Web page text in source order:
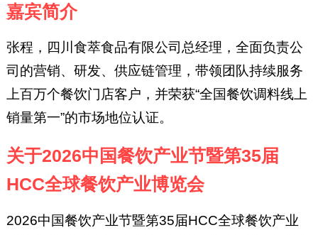
嘉宾简介
张程，四川食萃食品有限公司总经理，全面负责公
司的营销、研发、供应链管理，带领团队持续服务
上百万个餐饮门店客户，并荣获“全国餐饮调料线上
销量第一”的市场地位认证。
关于2026中国餐饮产业节暨第35届
HCC全球餐饮产业博览会
2026中国餐饮产业节暨第35届HCC全球餐饮产业